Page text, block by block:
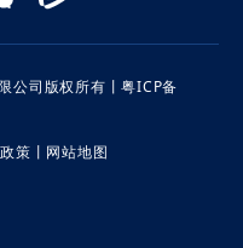
公司版权所有丨粤ICP备
策 丨 网站地图